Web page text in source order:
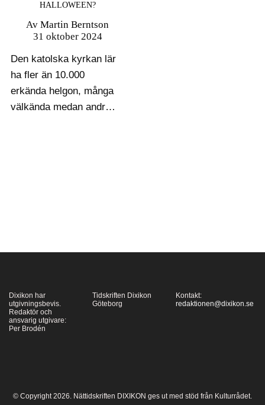
HALLOWEEN?
AvMartin Berntson
31 oktober 2024
Den katolska kyrkan lär
ha fler än 10.000
erkända helgon, många
välkända medan andras
Dixikon har
utgivningsbevis.
Redaktör och
ansvarig utgivare:
Per Brodén
Tidskriften Dixikon
Göteborg
Kontakt:
redaktionen@dixikon.se
© Copyright 2026. Nättidskriften DIXIKON ges ut med stöd från Kulturrådet.